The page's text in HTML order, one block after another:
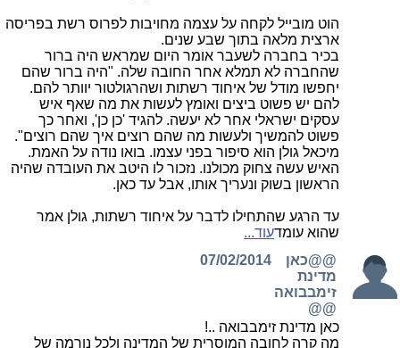
הוט מובייל לקחה על עצמה מחויבות לפרוס רשת בפריסה
ארצית מלאה בתוך שבע שנים.
בכיר בחברה לשעבר אומר היום שמראש היה ברור
שהחברה לא תמלא אחר החובה שלה. "היה ברור שהם
יחפשו מודל של איחוד רשתות ושהרגולטור יוותר להם.
להם יש פשוט ביצים ואומץ לעשות את מה שאף איש
עסקים ישראלי אחר לא יעשה. להגיד 'כן כן', ואחר כך
פשוט להמשיך ולעשות מה שהם רוצים איך שהם רוצים".
מיכאל גולן הוא סיפור בפני עצמו. בואו נודה על האמת.
האיש עשה צחוק מכולנו. נזכור לו היטב את העובדה שהיה
הראשון בשוק ונעריך אותו, אבל עד כאן.
עד הרגע שהתחילו לדבר על איחוד רשתות, גולן אמר
שהוא עומדעוד...
@@כאן
מדינת
זימבבואה
@@
07/02/2014
כאן מדינת זימבבואה ..!
מה קרה לחובה המוסרית של המדינה ולכל נורמה של